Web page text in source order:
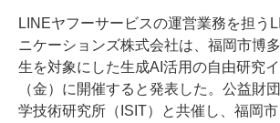
LINEヤフーサービスの運営業務を担う
ニケーションズ株式会社は、福岡市博
生を対象にした生成AI活用の自由研究
（金）に開催すると発表した。公益財
学技術研究所（ISIT）と共催し、福岡